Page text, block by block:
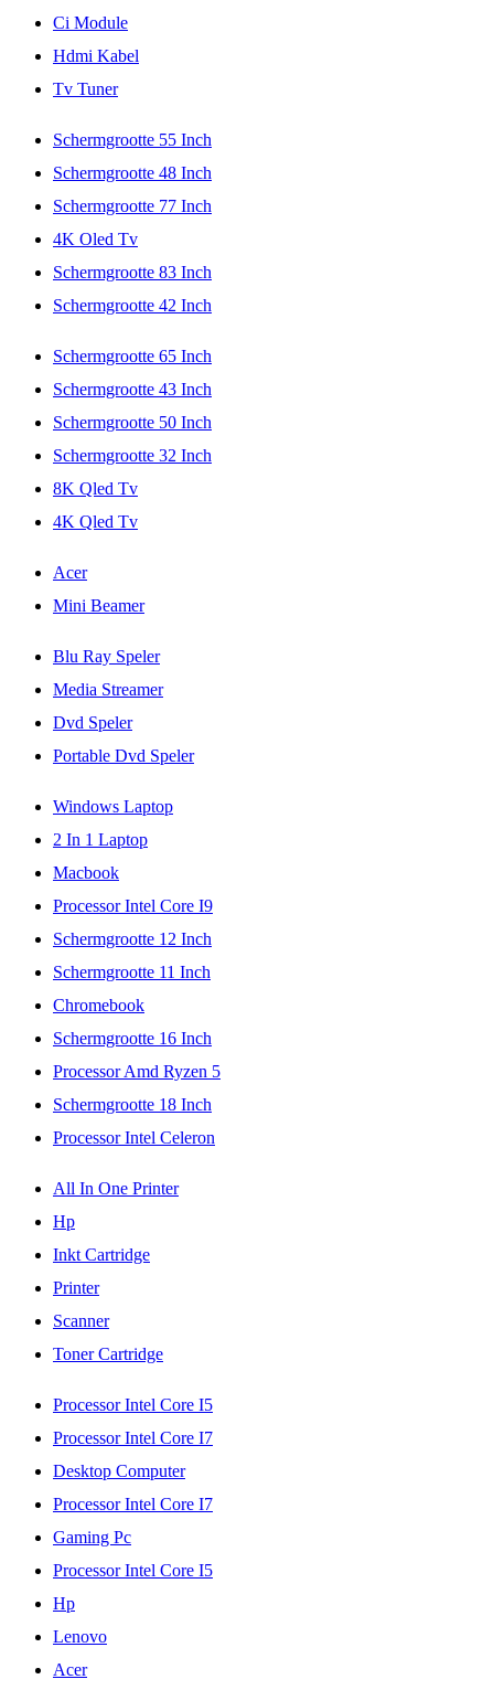
Ci Module
Hdmi Kabel
Tv Tuner
Schermgrootte 55 Inch
Schermgrootte 48 Inch
Schermgrootte 77 Inch
4K Oled Tv
Schermgrootte 83 Inch
Schermgrootte 42 Inch
Schermgrootte 65 Inch
Schermgrootte 43 Inch
Schermgrootte 50 Inch
Schermgrootte 32 Inch
8K Qled Tv
4K Qled Tv
Acer
Mini Beamer
Blu Ray Speler
Media Streamer
Dvd Speler
Portable Dvd Speler
Windows Laptop
2 In 1 Laptop
Macbook
Processor Intel Core I9
Schermgrootte 12 Inch
Schermgrootte 11 Inch
Chromebook
Schermgrootte 16 Inch
Processor Amd Ryzen 5
Schermgrootte 18 Inch
Processor Intel Celeron
All In One Printer
Hp
Inkt Cartridge
Printer
Scanner
Toner Cartridge
Processor Intel Core I5
Processor Intel Core I7
Desktop Computer
Processor Intel Core I7
Gaming Pc
Processor Intel Core I5
Hp
Lenovo
Acer